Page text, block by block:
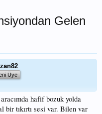
Gelen
Üye
hafif bozuk yolda
bir tıkırtı sesi var. Bilen var